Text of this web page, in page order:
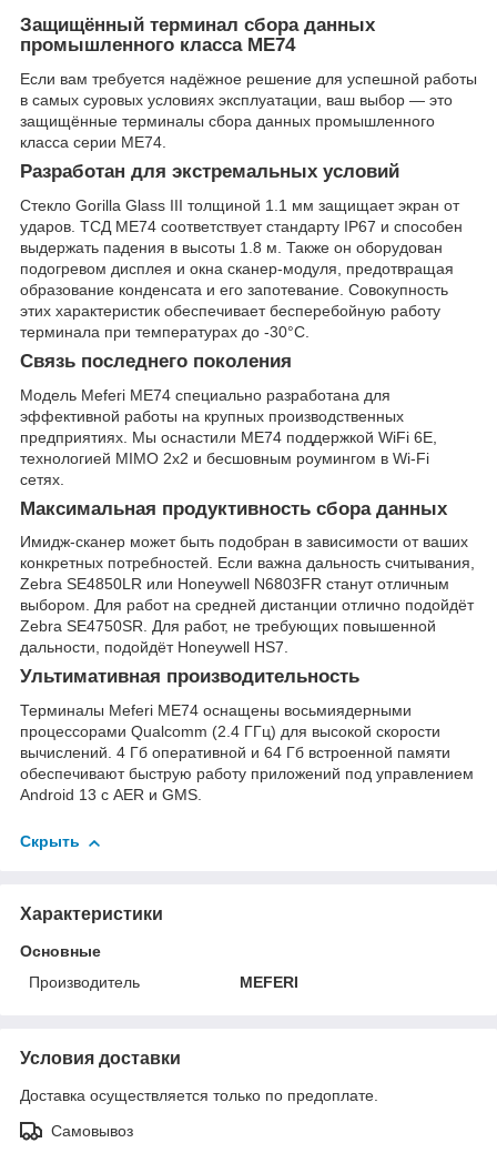
Защищённый терминал сбора данных
промышленного класса ME74
Если вам требуется надёжное решение для успешной работы
в самых суровых условиях эксплуатации, ваш выбор — это
защищённые терминалы сбора данных промышленного
класса серии ME74.
Разработан для экстремальных условий
Стекло Gorilla Glass III толщиной 1.1 мм защищает экран от
ударов. ТСД ME74 соответствует стандарту IP67 и способен
выдержать падения в высоты 1.8 м. Также он оборудован
подогревом дисплея и окна сканер-модуля, предотвращая
образование конденсата и его запотевание. Совокупность
этих характеристик обеспечивает бесперебойную работу
терминала при температурах до -30°C.
Связь последнего поколения
Модель Meferi ME74 специально разработана для
эффективной работы на крупных производственных
предприятиях. Мы оснастили ME74 поддержкой WiFi 6E,
технологией MIMO 2x2 и бесшовным роумингом в Wi-Fi
сетях.
Максимальная продуктивность сбора данных
Имидж-сканер может быть подобран в зависимости от ваших
конкретных потребностей. Если важна дальность считывания,
Zebra SE4850LR или Honeywell N6803FR станут отличным
выбором. Для работ на средней дистанции отлично подойдёт
Zebra SE4750SR. Для работ, не требующих повышенной
дальности, подойдёт Honeywell HS7.
Ультимативная производительность
Терминалы Meferi ME74 оснащены восьмиядерными
процессорами Qualcomm (2.4 ГГц) для высокой скорости
вычислений. 4 Гб оперативной и 64 Гб встроенной памяти
обеспечивают быструю работу приложений под управлением
Android 13 с AER и GMS.
Скрыть
Характеристики
Основные
Производитель
MEFERI
Условия доставки
Доставка осуществляется только по предоплате.
Самовывоз